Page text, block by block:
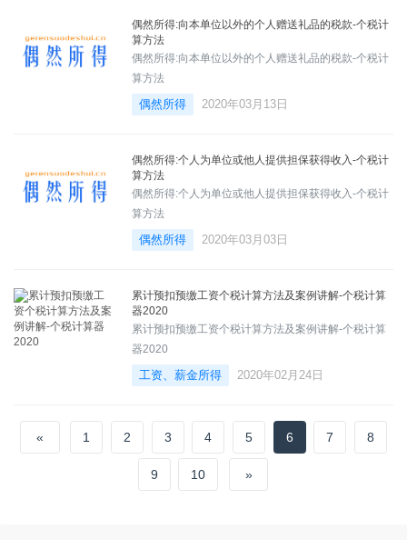
偶然所得:向本单位以外的个人赠送礼品的税款-个税计
算方法
偶然所得:向本单位以外的个人赠送礼品的税款-个税计
算方法
偶然所得 2020年03月13日
偶然所得:个人为单位或他人提供担保获得收入-个税计
算方法
偶然所得:个人为单位或他人提供担保获得收入-个税计
算方法
偶然所得 2020年03月03日
累计预扣预缴工资个税计算方法及案例讲解-个税计算
器2020
累计预扣预缴工资个税计算方法及案例讲解-个税计算
器2020
工资、薪金所得 2020年02月24日
« 1 2 3 4 5 6 7 8
9 10 »